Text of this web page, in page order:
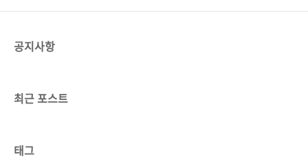
공지사항
최근 포스트
태그